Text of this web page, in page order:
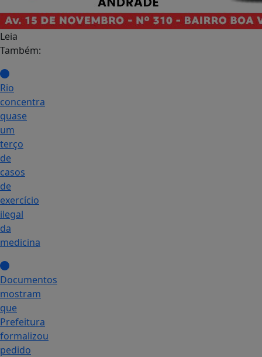
Leia
Também:
Rio
concentra
quase
um
terço
de
casos
de
exercício
ilegal
da
medicina
Documentos
mostram
que
Prefeitura
formalizou
pedido